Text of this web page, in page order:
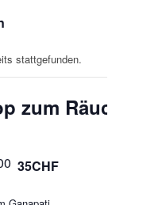
stattgefunden.
zum Räuchern
35CHF